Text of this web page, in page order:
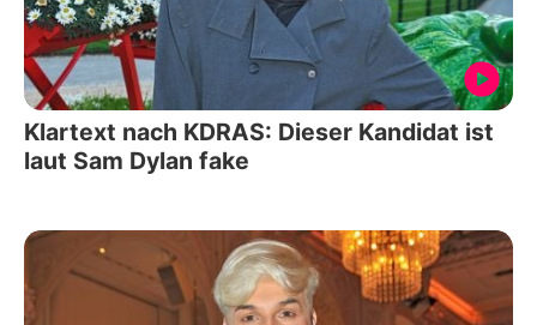
Klartext nach KDRAS: Dieser Kandidat ist
laut Sam Dylan fake